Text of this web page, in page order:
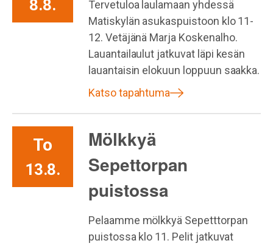
8.8.
Tervetuloa laulamaan yhdessä
Matiskylän asukaspuistoon klo 11-
12. Vetäjänä Marja Koskenalho.
Lauantailaulut jatkuvat läpi kesän
lauantaisin elokuun loppuun saakka.
Katso tapahtuma
To
13.8.
Mölkkyä
Sepettorpan
puistossa
Pelaamme mölkkyä Sepetttorpan
puistossa klo 11. Pelit jatkuvat